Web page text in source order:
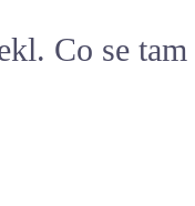
Co se tam